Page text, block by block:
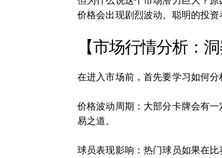
价格会出现剧烈波动。聪明的投
【市场行情分析：
在进入市场前，首先要学习如何
价格波动周期：大部分卡牌会有
易之道。
球员表现影响：热门球员如果在